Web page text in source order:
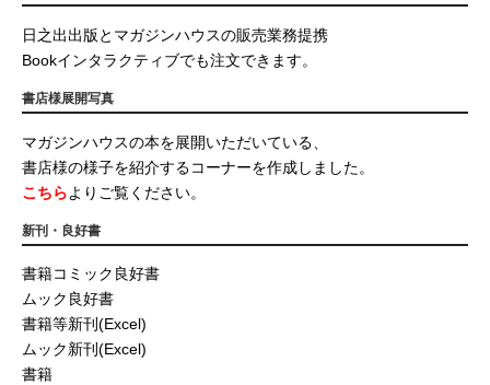
日之出出版とマガジンハウスの販売業務提携
Bookインタラクティブでも注文できます。
書店様展開写真
マガジンハウスの本を展開いただいている、
書店様の様子を紹介するコーナーを作成しました。
こちらよりご覧ください。
新刊・良好書
書籍コミック良好書
ムック良好書
書籍等新刊(Excel)
ムック新刊(Excel)
書籍